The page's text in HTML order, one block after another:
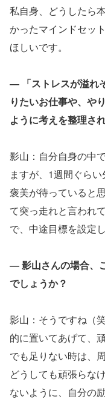
私自身、どうしたら
かったマインドセッ
ほしいです。
― 「ストレスが溢れ
りたいお仕事や、や
ように考えを整理さ
影山：自分自身の中
ますが、1週間ぐら
褒美が待っていると
て突っ走れと言われ
で、中途目標を設定
― 影山さんの場合、
でしょうか？
影山：そうですね（
的に置いてあげて、
でも足りない時は、
どうしても頑張らな
ないように、自分の